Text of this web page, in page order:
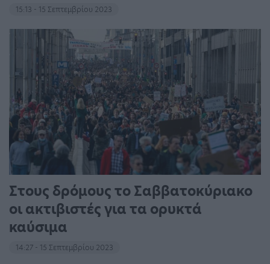
15:13 - 15 Σεπτεμβρίου 2023
Στους δρόμους το Σαββατοκύριακο
οι ακτιβιστές για τα ορυκτά
καύσιμα
14:27 - 15 Σεπτεμβρίου 2023